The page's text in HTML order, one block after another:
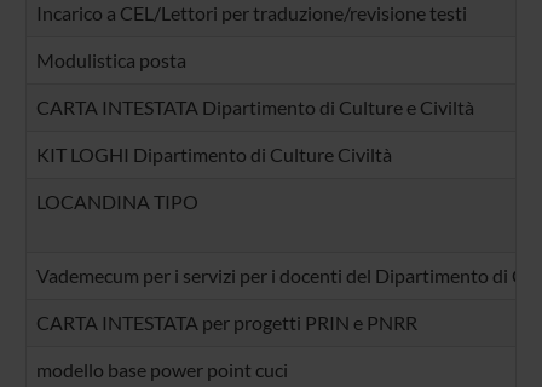
Incarico a CEL/Lettori per traduzione/revisione testi
Modulistica posta
CARTA INTESTATA Dipartimento di Culture e Civiltà
KIT LOGHI Dipartimento di Culture Civiltà
LOCANDINA TIPO
Vademecum per i servizi per i docenti del Dipartimento di
CARTA INTESTATA per progetti PRIN e PNRR
modello base power point cuci